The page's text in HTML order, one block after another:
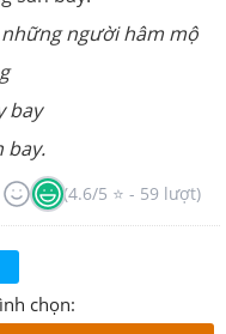
những người hâm mộ
bay
bay.
(4.6/5 ⭐ - 59 lượt)
chọn: